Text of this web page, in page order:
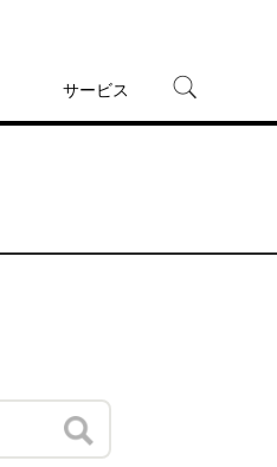
サービス
蔦屋書店